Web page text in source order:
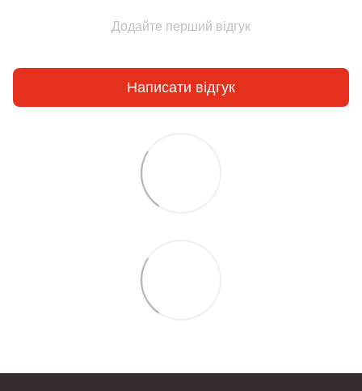
Додайте перший відгук
Написати відгук